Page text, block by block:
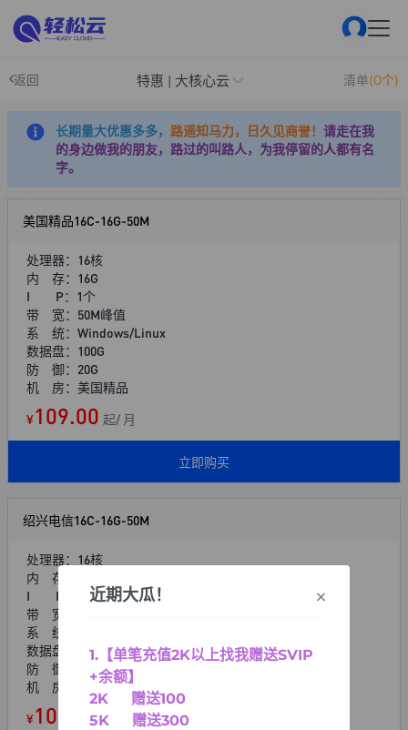
返回 特惠 | 大核心云 清单(0个)
长期量大优惠多多， 路遥知马力，日久见商誉！ 请走在我
的身边做我的朋友，路过的叫路人，为我停留的人都有名
字。
美国精品16C-16G-50M
处理器：16核
内 存：16G
I P：1个
带 宽：50M峰值
系 统：Windows/Linux
数据盘：100G
防 御：20G
机 房：美国精品
¥109.00 起/ 月
立即购买
绍兴电信16C-16G-50M
处理器：16核
内 存：16G
I P：1个
带 宽：50M峰值
系 统：Windows/Linux
数据盘：100G
防 御：50G
机 房：绍兴电信
¥109.00 起/ 月
近期大瓜！
1.【单笔充值2K以上找我赠送SVIP
+余额】
2K 赠送100
5K 赠送300
×